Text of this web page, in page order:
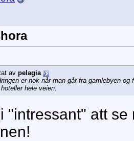
av pelagia
er nok når man går fra gamlebyen
hele veien.
"intressant" att